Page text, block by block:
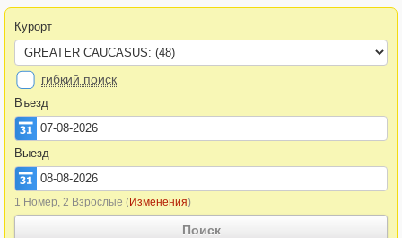
Курорт
гибкий поиск
Въезд
Выезд
1 Номер, 2 Взрослые (Изменения)
Поиск